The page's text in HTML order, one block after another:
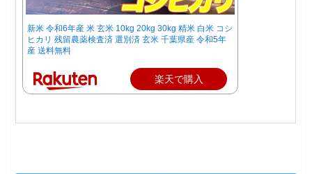
新米 令和6年産 米 玄米 10kg 20kg 30kg 精米 白米 コシ
ヒカリ 残留農薬検査済 選別済 玄米 千葉県産 令和5年
産 送料無料
楽天で購入